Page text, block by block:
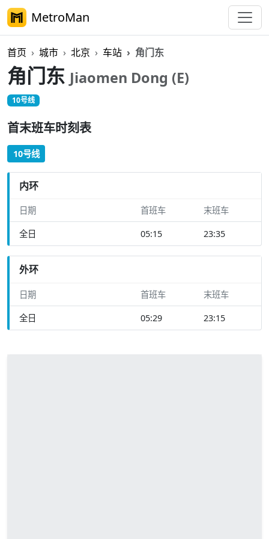
MetroMan
首页 城市 北京 车站 角门东
角门东 Jiaomen Dong (E)
10号线
首末班车时刻表
10号线
内环
日期 首班车 末班车
全日 05:15 23:35
外环
日期 首班车 末班车
全日 05:29 23:15